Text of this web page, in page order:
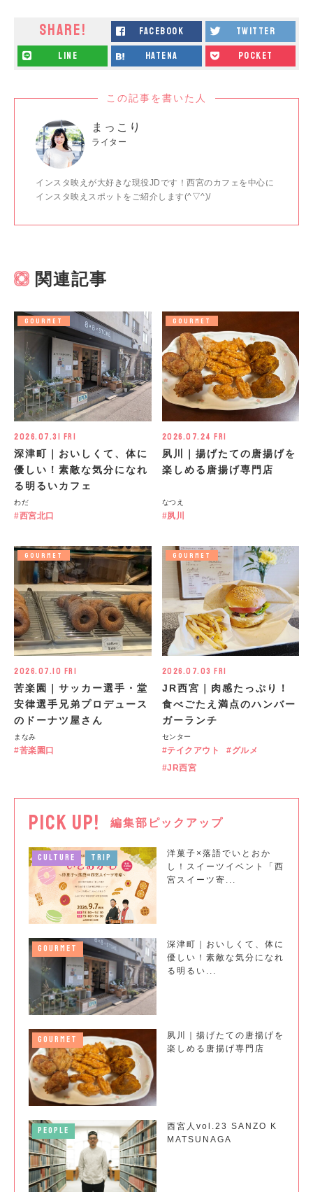
SHARE! facebook twitter
line hatena pocket
この記事を書いた人
まっこり
ライター
インスタ映えが大好きな現役JDです！西宮のカフェを中心に
インスタ映えスポットをご紹介します(^▽^)/
関連記事
GOURMET
2026.07.31 Fri
深津町｜おいしくて、体に
優しい！素敵な気分になれ
る明るいカフェ
わだ
西宮北口
GOURMET
2026.07.24 Fri
夙川｜揚げたての唐揚げを
楽しめる唐揚げ専門店
なつえ
夙川
GOURMET
2026.07.10 Fri
苦楽園｜サッカー選手・堂
安律選手兄弟プロデュース
のドーナツ屋さん
まなみ
苦楽園口
GOURMET
2026.07.03 Fri
JR西宮｜肉感たっぷり！
食べごたえ満点のハンバー
ガーランチ
センター
テイクアウト
グルメ
JR西宮
PICK UP! 編集部ピックアップ
CULTURE TRIP
洋菓子×落語でいとおか
し！スイーツイベント「西
宮スイーツ寄...
GOURMET
深津町｜おいしくて、体に
優しい！素敵な気分になれ
る明るい...
GOURMET
夙川｜揚げたての唐揚げを
楽しめる唐揚げ専門店
PEOPLE
西宮人vol.23 SANZO K
MATSUNAGA